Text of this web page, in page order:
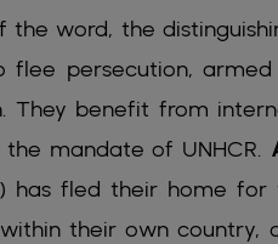
word, the
persecution,
benefit from
mandate of UNHCR.
has fled their home
their own